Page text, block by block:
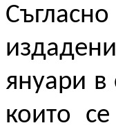
януари в
които